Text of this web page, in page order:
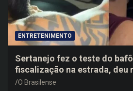
ENTRETENIMENTO
Sertanejo fez o teste do
fiscalização na estrada, deu
negativo e elogiou o trabalho
O Brasilense